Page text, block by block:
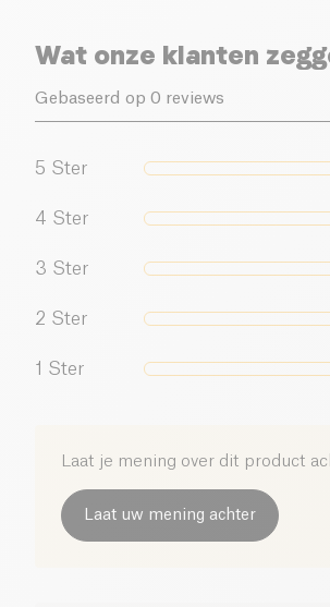
Wat onze klanten
Gebaseerd op 0 reviews
5 Ster
4 Ster
3 Ster
2 Ster
1 Ster
Laat je mening over dit product
Laat uw mening achter